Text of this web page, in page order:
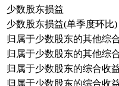
少数股东损益
少数股东损益(单季度环比)
归属于少数股东的其他综
归属于少数股东的其他综
归属于少数股东的综合收
归属于少数股东的综合收